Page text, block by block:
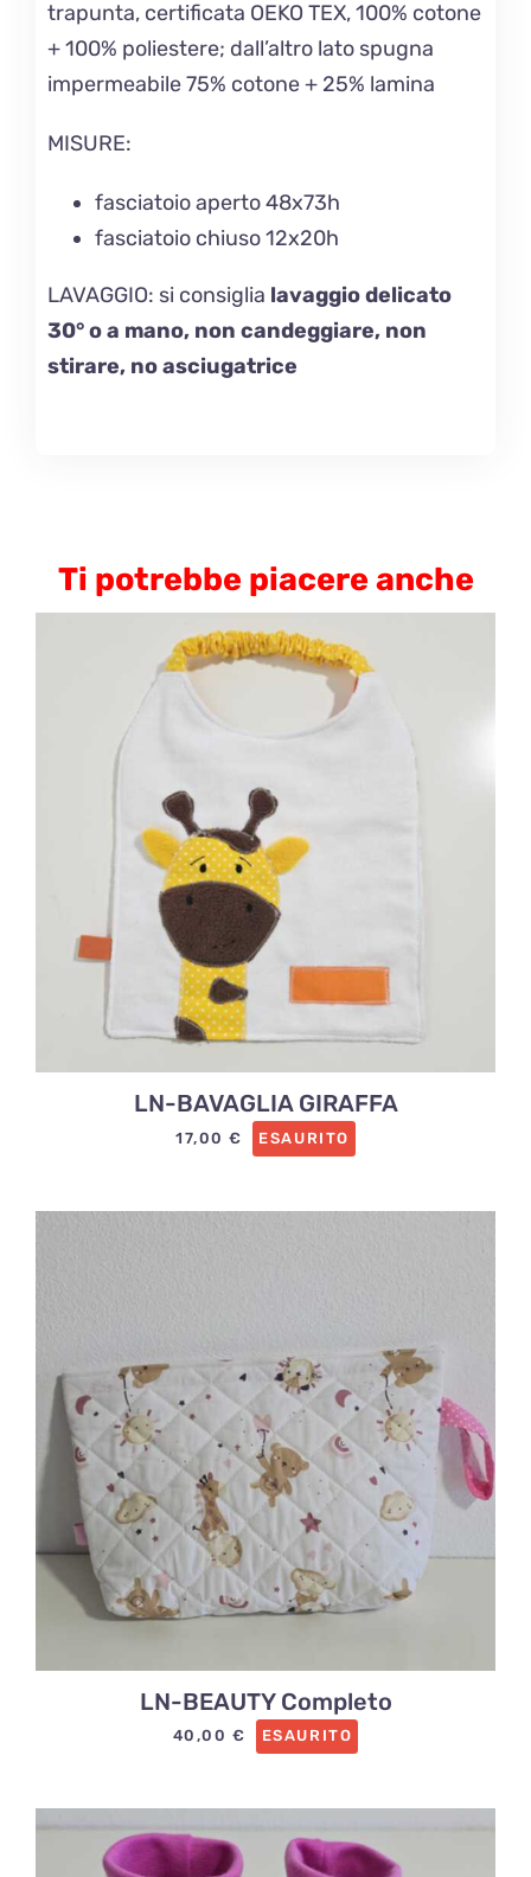
trapunta, certificata OEKO TEX, 100% cotone
+ 100% poliestere; dall’altro lato spugna
impermeabile 75% cotone + 25% lamina
MISURE:
fasciatoio aperto 48x73h
fasciatoio chiuso 12x20h
LAVAGGIO: si consiglia lavaggio delicato
30° o a mano, non candeggiare, non
stirare, no asciugatrice
Ti potrebbe piacere anche
LN-BAVAGLIA GIRAFFA
17,00€ ESAURITO
LN-BEAUTY Completo
40,00 € ESAURITO